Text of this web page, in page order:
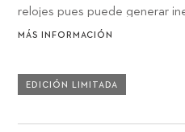
relojes pues puede generar
tiempo. Para intentar
MÁS INFORMACIÓN
EDICIÓN LIMITADA